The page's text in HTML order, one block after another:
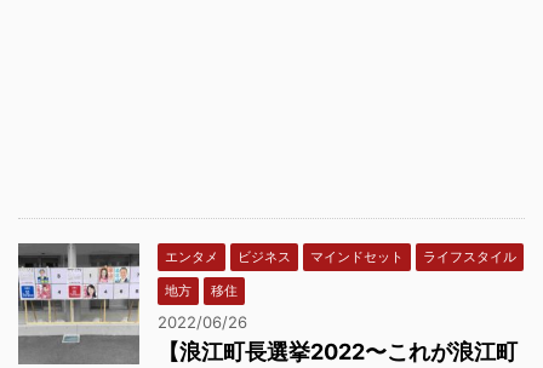
エンタメ ビジネス マインドセット
ライフスタイル
地方
移住
2022/06/26
【浪江町長選挙2022〜これが浪江町